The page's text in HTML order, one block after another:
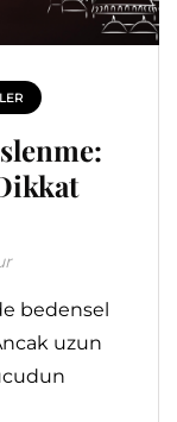
bedensel
uzun